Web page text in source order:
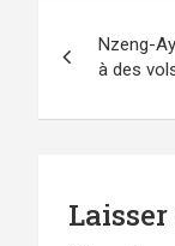
de
Nzeng-
à des